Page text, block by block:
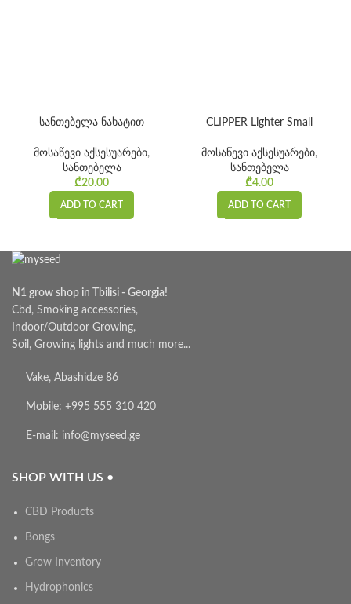
სანთებელა ნახატით
მოსაწევი აქსესუარები,
სანთებელა
₾20.00
ADD TO CART
CLIPPER Lighter Small
მოსაწევი აქსესუარები,
სანთებელა
₾4.00
ADD TO CART
N1 grow shop in Tbilisi - Georgia!
Cbd, Smoking accessories,
Indoor/Outdoor Growing,
Soil, Growing lights and much more...
Vake, Abashidze 86
Mobile: +995 555 310 420
E-mail: info@myseed.ge
SHOP WITH US •
CBD Products
Bongs
Grow Inventory
Hydrophonics